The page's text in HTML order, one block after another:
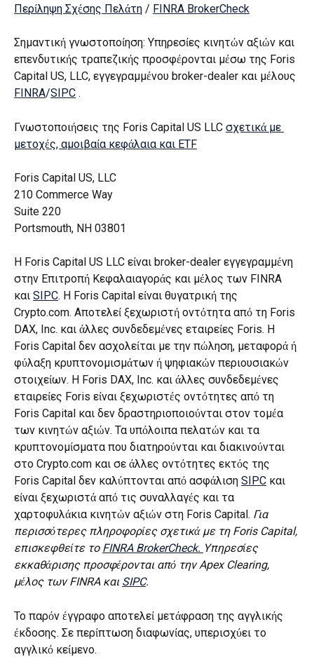
Περίληψη Σχέσης Πελάτη / FINRA BrokerCheck
Σημαντική γνωστοποίηση: Υπηρεσίες κινητών αξιών και
επενδυτικής τραπεζικής προσφέρονται μέσω της Foris
Capital US, LLC, εγγεγραμμένου broker-dealer και μέλους
FINRA/SIPC .
Γνωστοποιήσεις της Foris Capital US LLC σχετικά με
μετοχές, αμοιβαία κεφάλαια και ETF
Foris Capital US, LLC
210 Commerce Way
Suite 220
Portsmouth, NH 03801
Η Foris Capital US LLC είναι broker-dealer εγγεγραμμένη
στην Επιτροπή Κεφαλαιαγοράς και μέλος των FINRA
και SIPC. Η Foris Capital είναι θυγατρική της
Crypto.com. Αποτελεί ξεχωριστή οντότητα από τη Foris
DAX, Inc. και άλλες συνδεδεμένες εταιρείες Foris. Η
Foris Capital δεν ασχολείται με την πώληση, μεταφορά ή
φύλαξη κρυπτονομισμάτων ή ψηφιακών περιουσιακών
στοιχείων. Η Foris DAX, Inc. και άλλες συνδεδεμένες
εταιρείες Foris είναι ξεχωριστές οντότητες από τη
Foris Capital και δεν δραστηριοποιούνται στον τομέα
των κινητών αξιών. Τα υπόλοιπα πελατών και τα
κρυπτονομίσματα που διατηρούνται και διακινούνται
στο Crypto.com και σε άλλες οντότητες εκτός της
Foris Capital δεν καλύπτονται από ασφάλιση SIPC και
είναι ξεχωριστά από τις συναλλαγές και τα
χαρτοφυλάκια κινητών αξιών στη Foris Capital. Για
περισσότερες πληροφορίες σχετικά με τη Foris Capital,
επισκεφθείτε το FINRA BrokerCheck. Υπηρεσίες
εκκαθάρισης προσφέρονται από την Apex Clearing,
μέλος των FINRA και SIPC.
Το παρόν έγγραφο αποτελεί μετάφραση της αγγλικής
έκδοσης. Σε περίπτωση διαφωνίας, υπερισχύει το
αγγλικό κείμενο.